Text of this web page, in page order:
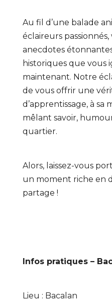
Au fil d’une balade
éclaireurs
anecdotes
historiques que vous
maintenant. Notre
de vous offrir une
d’apprentissage, à sa
mêlant savoir,
quartier.
Alors, laissez-vous
un moment riche en
partage !
Infos pratiques –
Lieu : Bacalan